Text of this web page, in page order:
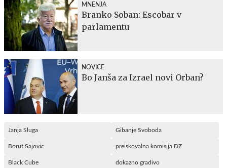
MNENJA
Branko Soban: Escobar v
parlamentu
NOVICE
Bo Janša za Izrael novi Orban?
Janja Sluga Gibanje Svoboda
Borut Sajovic preiskovalna komisija DZ
Black Cube dokazno gradivo